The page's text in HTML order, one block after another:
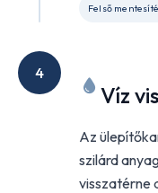
Felső
4
Víz
Az
szilárd
visszatérne